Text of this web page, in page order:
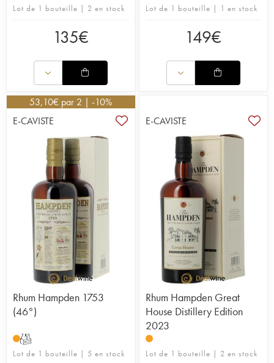
Lot de 1 bouteille | 2 en stock
135€
Lot de 1 bouteille | 1 en stock
149€
53,10€ par 2 | -10%
E-CAVISTE
Rhum Hampden 1753
(46°)
T
Lot de 1 bouteille | 5 en stock
E-CAVISTE
Rhum Hampden Great
House Distillery Edition
2023
Lot de 1 bouteille | 2 en stock